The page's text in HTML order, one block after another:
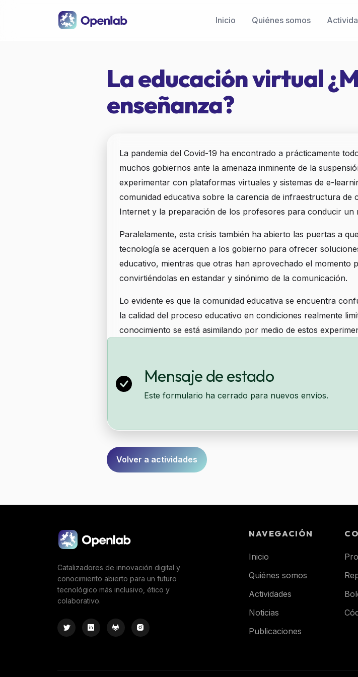
Inicio
Quiénes somos
La educación virtual
enseñanza?
La pandemia del Covid-19 ha encontrado a prácticamente
muchos gobiernos ante la amenaza inminente de la
experimentar con plataformas virtuales y sistemas de e-
comunidad educativa sobre la carencia de infraestructura de
Internet y la preparación de los profesores para conducir un
Paralelamente, esta crisis también ha abierto las puertas a
tecnología se acerquen a los gobierno para ofrecer
educativo, mientras que otras han aprovechado el momento
convirtiéndolas en estandar y sinónimo de la comunicación.
Lo evidente es que la comunidad educativa se encuentra
la calidad del proceso educativo en condiciones realmente
conocimiento se está asimilando por medio de estos
De estos temas hablaremos en nuestro próximo conversatorio
Mensaje de estado
Este formulario ha cerrado para nuevos envíos.
Volver a actividades
Catalizadores de innovación digital y
conocimiento abierto para un futuro
tecnológico más inclusivo, ético y
colaborativo.
NAVEGACIÓN
Inicio
Quiénes somos
Actividades
Noticias
Publicaciones